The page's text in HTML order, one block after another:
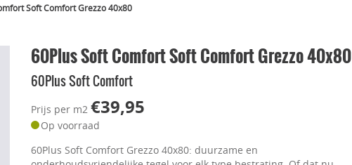
Soft Comfort Grezzo 40x80
60Plus Soft Comfort Soft Comfort Grezzo 40x80
60Plus Soft Comfort
Prijs per m2 €39,95
Op voorraad
60Plus Soft Comfort Grezzo 40x80: duurzame en